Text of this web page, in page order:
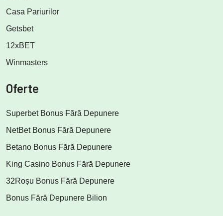
Casa Pariurilor
Getsbet
12xBET
Winmasters
Oferte
Superbet Bonus Fără Depunere
NetBet Bonus Fără Depunere
Betano Bonus Fără Depunere
King Casino Bonus Fără Depunere
32Roșu Bonus Fără Depunere
Bonus Fără Depunere Bilion